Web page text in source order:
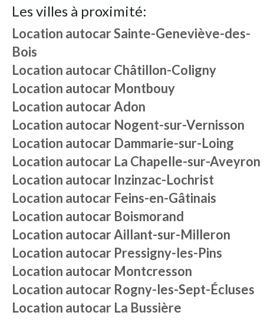
Les villes à proximité:
Location autocarSainte-Geneviève-des-
Bois
Location autocarChâtillon-Coligny
Location autocar Montbouy
Location autocarAdon
Location autocar Nogent-sur-Vernisson
Location autocar Dammarie-sur-Loing
Location autocar La Chapelle-sur-Aveyron
Location autocar Inzinzac-Lochrist
Location autocar Feins-en-Gâtinais
Location autocar Boismorand
Location autocarAillant-sur-Milleron
Location autocar Pressigny-les-Pins
Location autocar Montcresson
Location autocar Rogny-les-Sept-Écluses
Location autocar La Bussière